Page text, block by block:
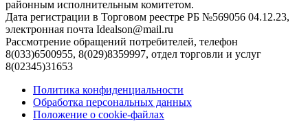
районным исполнительным комитетом.
Дата регистрации в Торговом реестре РБ №569056 04.12.23,
электронная почта Idealson@mail.ru
Рассмотрение обращений потребителей, телефон
8(033)6500955, 8(029)8359997, отдел торговли и услуг
8(02345)31653
Политика конфиденциальности
Обработка персональных данных
Положение о cookie-файлах